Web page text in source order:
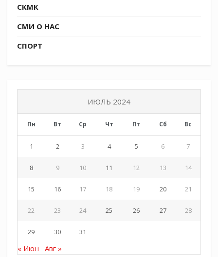
СКМК
СМИ О НАС
СПОРТ
ИЮЛЬ 2024
Пн Вт Ср Чт Пт Сб Вс
1 2 3 4 5 6 7
8 9 10 11 12 13 14
15 16 17 18 19 20 21
22 23 24 25 26 27 28
29 30 31
« Июн Авг »